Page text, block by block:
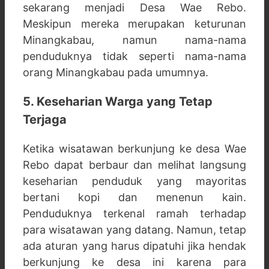
sekarang menjadi Desa Wae Rebo.
Meskipun mereka merupakan keturunan
Minangkabau, namun nama-nama
penduduknya tidak seperti nama-nama
orang Minangkabau pada umumnya.
5. Keseharian Warga yang Tetap
Terjaga
Ketika wisatawan berkunjung ke desa Wae
Rebo dapat berbaur dan melihat langsung
keseharian penduduk yang mayoritas
bertani kopi dan menenun kain.
Penduduknya terkenal ramah terhadap
para wisatawan yang datang. Namun, tetap
ada aturan yang harus dipatuhi jika hendak
berkunjung ke desa ini karena para